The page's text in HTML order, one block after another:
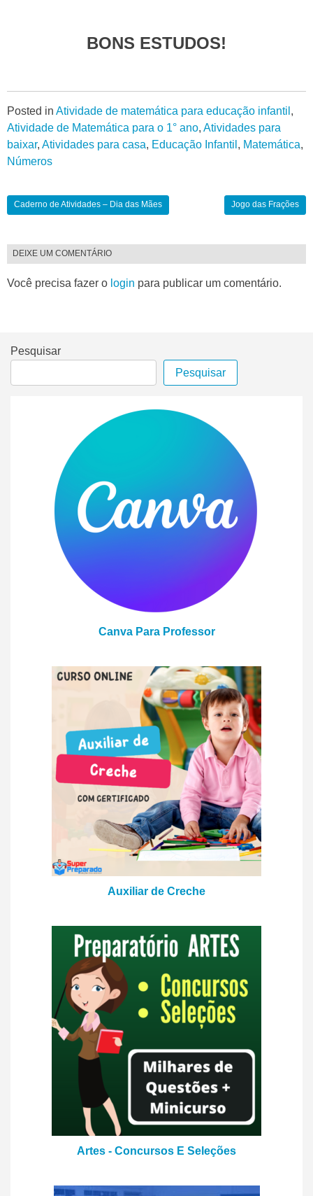
BONS ESTUDOS!
Posted in Atividade de matemática para educação infantil ,
Atividade de Matemática para o 1° ano, Atividades para
baixar, Atividades para casa, Educação Infantil , Matemática,
Números
Caderno de Atividades – Dia das Mães Jogo das Frações
DEIXE UM COMENTÁRIO
Você precisa fazer o login para publicar um comentário.
Pesquisar
Pesquisar
Canva Para Professor
Auxiliar de Creche
Artes - Concursos E Seleções